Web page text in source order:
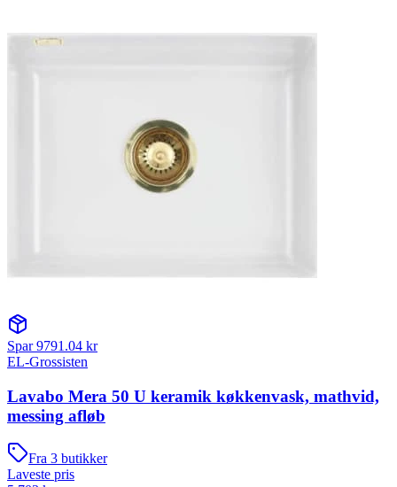
Spar9791.04 kr
EL-Grossisten
Lavabo Mera 50 U keramik køkkenvask, mathvid,
messing afløb
Fra 3 butikker
Laveste pris